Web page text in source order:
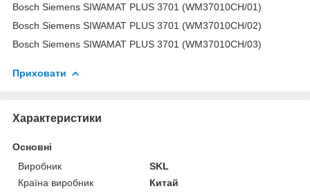
Bosch Siemens SIWAMAT PLUS 3701 (WM37010CH/01)
Bosch Siemens SIWAMAT PLUS 3701 (WM37010CH/02)
Bosch Siemens SIWAMAT PLUS 3701 (WM37010CH/03)
Приховати
Характеристики
Основні
Виробник
SKL
Країна виробник
Китай